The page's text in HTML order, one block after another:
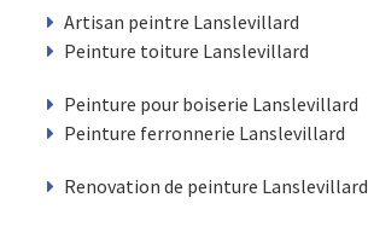
Artisan peintre Lanslevillard
Peinture toiture Lanslevillard
Peinture pour boiserie Lanslevillard
Peinture ferronnerie Lanslevillard
Renovation de peinture Lanslevillard